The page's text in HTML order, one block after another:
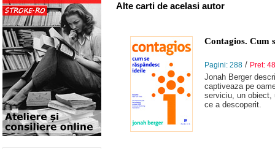
Alte carti de acelasi autor
Contagios. Cum
Pagini: 288 / Pret:
Jonah Berger
captiveaza pe
serviciu, un obiect,
ce a descoperit.